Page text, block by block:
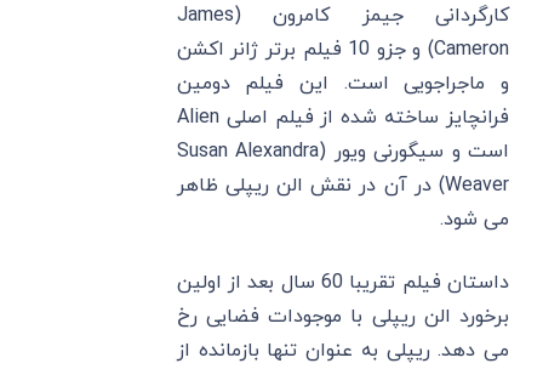
کارگردانی جیمز کامرون (James
Cameron) و جزو 10 فیلم برتر ژانر اکشن
و ماجراجویی است. این فیلم دومین
فرانچایز ساخته شده از فیلم اصلی Alien
است و سیگورنی ویور (Susan Alexandra
Weaver) در آن در نقش الن ریپلی ظاهر
می شود.
داستان فیلم تقریبا 60 سال بعد از اولین
برخورد الن ریپلی با موجودات فضایی رخ
می دهد. ریپلی به عنوان تنها بازمانده از